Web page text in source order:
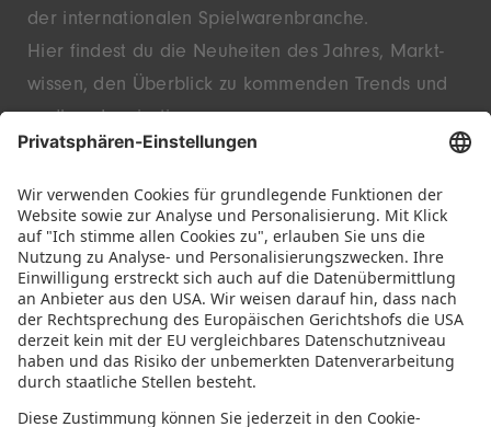
der inter­nationalen Spielwaren­branche.
Hier findest du die Neu­heiten des Jahres, Markt­
wissen, den Überblick zu kommenden Trends und
Entdecke innovative Startups und bekannte
Marken – live in Nürnberg.
FOLGE UNS!